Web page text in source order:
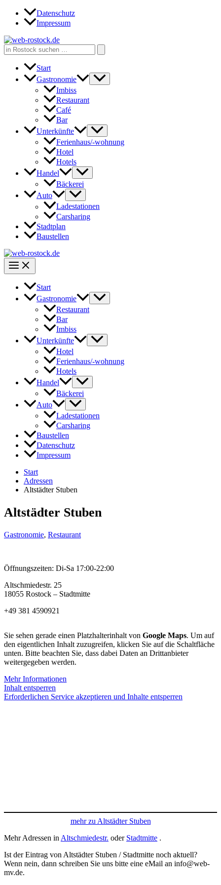
Zum
Inhalt
Datenschutz
Impressum
Search
for:
Start
Gastronomie
Imbiss
Restaurant
Café
Bar
Unterkünfte
Ferienhaus/-wohnung
Hotel
Hotels
Handel
Bäckerei
Auto
Ladestationen
Carsharing
Stadtplan
Baustellen
Start
Gastronomie
Restaurant
Bar
Imbiss
Unterkünfte
Hotel
Ferienhaus/-wohnung
Hotels
Handel
Bäckerei
Auto
Ladestationen
Carsharing
Baustellen
Datenschutz
Impressum
Start
Adressen
Altstädter Stuben
Altstädter Stuben
Gastronomie, Restaurant
Öffnungszeiten: Di-Sa 17:00-22:00
Altschmiedestr. 25
18055 Rostock – Stadtmitte
+49 381 4590921
Sie sehen gerade einen Platzhalterinhalt von Google Maps. Um auf
den eigentlichen Inhalt zuzugreifen, klicken Sie auf die Schaltfläche
unten. Bitte beachten Sie, dass dabei Daten an Drittanbieter
weitergegeben werden.
Mehr Informationen
Inhalt entsperren
Erforderlichen Service akzeptieren und Inhalte entsperren
mehr zu Altstädter Stuben
Mehr Adressen in Altschmiedestr. oder Stadtmitte .
Ist der Eintrag von Altstädter Stuben / Stadtmitte noch aktuell?
Wenn nein, dann schreiben Sie uns bitte eine eMail an info@web-
mv.de.